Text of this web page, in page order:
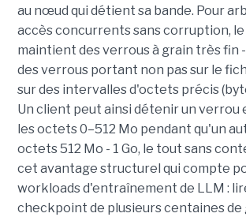
au nœud qui détient sa bande. Pour
accès concurrents sans corruption,
maintient des verrous à grain très fin
des verrous portant non pas sur le
sur des intervalles d'octets précis
Un client peut ainsi détenir un verrou
les octets 0–512 Mo pendant qu'un
octets 512 Mo - 1 Go, le tout sans
cet avantage structurel qui compte
workloads d'entraînement de LLM :
checkpoint de plusieurs centaines de